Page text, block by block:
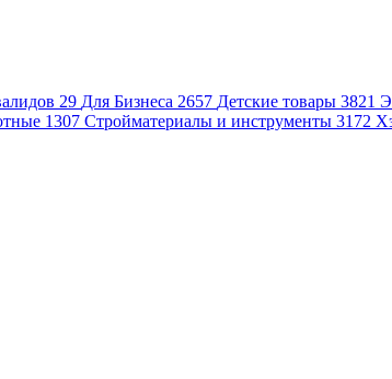
29 Для Бизнеса 2657 Детские товары 3821
1307 Стройматериалы и инструменты 3172